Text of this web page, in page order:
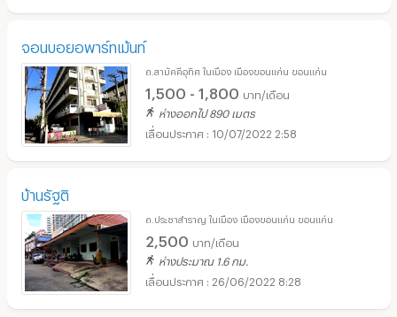
จอนบอยอพาร์ทเม้นท์
ถ.สามัคคีอุทิศ ในเมือง เมืองขอนแก่น ขอนแก่น
1,500 - 1,800 บาท/เดือน
ห่างออกไป 890 เมตร
10/07/2022 2:58
บ้านรัฐติ
ถ.ประชาสำราญ ในเมือง เมืองขอนแก่น ขอนแก่น
2,500 บาท/เดือน
ห่างประมาณ 1.6 กม.
26/06/2022 8:28